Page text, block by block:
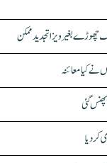
نے کیا معائنہ
گئی